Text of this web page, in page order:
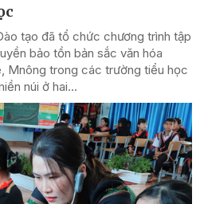
tạo đã tổ chức chương trình tập
bảo tồn bản sắc văn hóa
Mnông trong các trường tiểu học
núi ở hai...